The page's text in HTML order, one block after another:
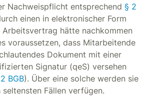
Nachweispflicht entsprechend § 2
einen in elektronischer Form
Arbeitsvertrag hätte nachkommen
voraussetzen, dass Mitarbeitende
Dokument mit einer
Signatur (qeS) versehen
BGB). Über eine solche werden sie
Fällen verfügen.